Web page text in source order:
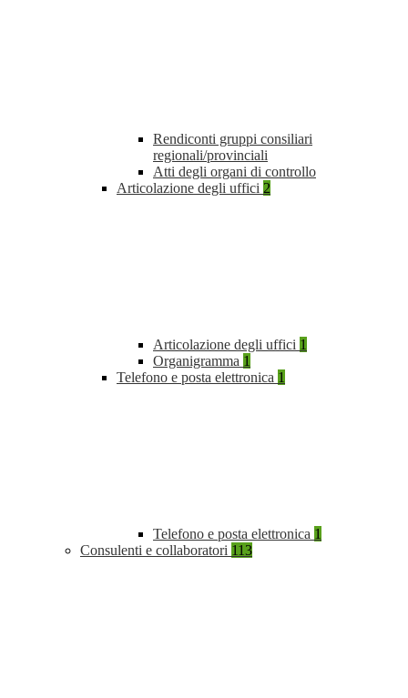
Rendiconti gruppi consiliari
regionali/provinciali
Atti degli organi di controllo
Articolazione degli uffici 2
Articolazione degli uffici 1
Organigramma 1
Telefono e posta elettronica 1
Telefono e posta elettronica 1
Consulenti e collaboratori 113